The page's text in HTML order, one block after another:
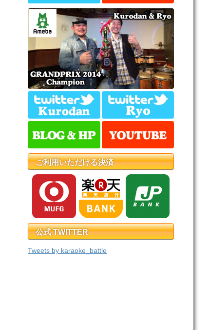
ご利用いただける決済
公式 TWITTER
Tweets by karaoke_battle